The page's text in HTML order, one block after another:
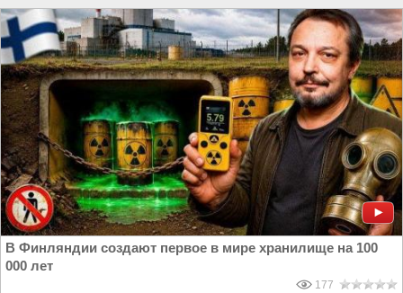
Россия и ЕС
В Финляндии создают первое в мире хранилище на 100
000 лет
177